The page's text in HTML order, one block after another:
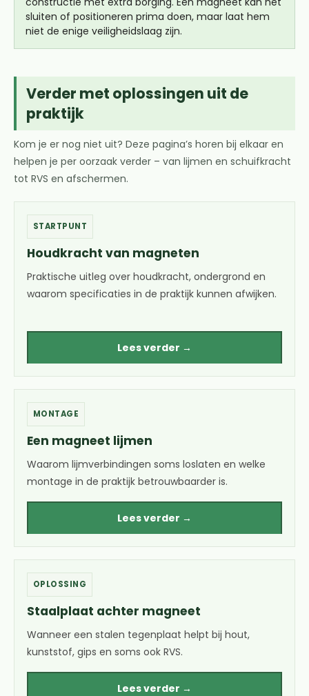
sluiten of positioneren prima doen, maar laat hem
niet de enige veiligheidslaag zijn.
Verder met oplossingen uit de
praktijk
Kom je er nog niet uit? Deze pagina’s horen bij elkaar en
helpen je per oorzaak verder – van lijmen en schuifkracht
tot RVS en afschermen.
STARTPUNT
Houdkracht van magneten
Praktische uitleg over houdkracht, ondergrond en
waarom specificaties in de praktijk kunnen afwijken.
Lees verder →
MONTAGE
Een magneet lijmen
Waarom lijmverbindingen soms loslaten en welke
montage in de praktijk betrouwbaarder is.
Lees verder →
OPLOSSING
Staalplaat achter magneet
Wanneer een stalen tegenplaat helpt bij hout,
kunststof, gips en soms ook RVS.
Lees verder →